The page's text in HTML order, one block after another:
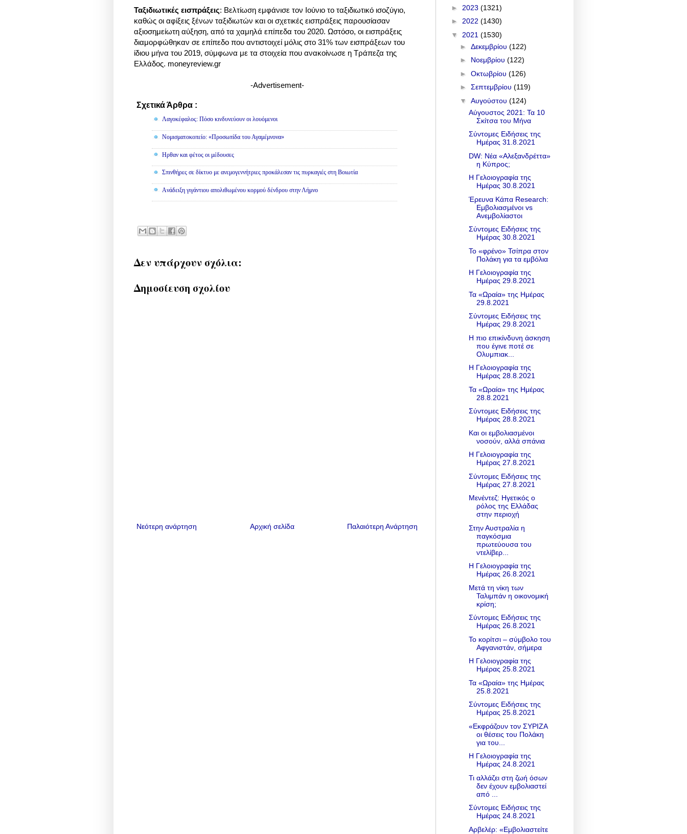
Ταξιδιωτικές εισπράξεις: Βελτίωση εμφάνισε τον Ιούνιο το ταξιδιωτικό ισοζύγιο,
καθώς οι αφίξεις ξένων ταξιδιωτών και οι σχετικές εισπράξεις παρουσίασαν
αξιοσημείωτη αύξηση, από τα χαμηλά επίπεδα του 2020. Ωστόσο, οι εισπράξεις
διαμορφώθηκαν σε επίπεδο που αντιστοιχεί μόλις στο 31% των εισπράξεων του
ίδιου μήνα του 2019, σύμφωνα με τα στοιχεία που ανακοίνωσε η Τράπεζα της
Ελλάδος. moneyreview.gr
-Advertisement-
Σχετικά Άρθρα :
Λαγοκέφαλος: Πόσο κινδυνεύουν οι λουόμενοι
Νομισματοκοπείο: «Προσωπίδα του Αγαμέμνονα»
Ηρθαν και φέτος οι μέδουσες
Σπινθήρες σε δίκτυο με ανεμογεννήτριες προκάλεσαν τις πυρκαγιές στη Βοιωτία
Aνάδειξη γιγάντιου απολιθωμένου κορμού δένδρου στην Λήμνο
Δεν υπάρχουν σχόλια:
Δημοσίευση σχολίου
Νεότερη ανάρτηση Παλαιότερη Ανάρτηση
Αρχική σελίδα
► 2023 (1321)
► 2022 (1430)
▼ 2021 (1530)
► Δεκεμβρίου (122)
► Νοεμβρίου (122)
► Οκτωβρίου (126)
► Σεπτεμβρίου (119)
▼ Αυγούστου (124)
Αύγουστος 2021: Τα 10
Σκίτσα του Μήνα
Σύντομες Ειδήσεις της
Ημέρας 31.8.2021
DW: Νέα «Αλεξανδρέττα»
η Κύπρος;
Η Γελοιογραφία της
Ημέρας 30.8.2021
Έρευνα Κάπα Research:
Εμβολιασμένοι vs
Ανεμβολίαστοι
Σύντομες Ειδήσεις της
Ημέρας 30.8.2021
Το «φρένο» Τσίπρα στον
Πολάκη για τα εμβόλια
Η Γελοιογραφία της
Ημέρας 29.8.2021
Τα «Ωραία» της Ημέρας
29.8.2021
Σύντομες Ειδήσεις της
Ημέρας 29.8.2021
Η πιο επικίνδυνη άσκηση
που έγινε ποτέ σε
Ολυμπιακ...
Η Γελοιογραφία της
Ημέρας 28.8.2021
Τα «Ωραία» της Ημέρας
28.8.2021
Σύντομες Ειδήσεις της
Ημέρας 28.8.2021
Και οι εμβολιασμένοι
νοσούν, αλλά σπάνια
Η Γελοιογραφία της
Ημέρας 27.8.2021
Σύντομες Ειδήσεις της
Ημέρας 27.8.2021
Μενέντεζ: Ηγετικός ο
ρόλος της Ελλάδας
στην περιοχή
Στην Αυστραλία η
παγκόσμια
πρωτεύουσα του
ντελίβερ...
Η Γελοιογραφία της
Ημέρας 26.8.2021
Mετά τη νίκη των
Ταλιμπάν η οικονομική
κρίση;
Σύντομες Ειδήσεις της
Ημέρας 26.8.2021
Το κορίτσι – σύμβολο του
Αφγανιστάν, σήμερα
Η Γελοιογραφία της
Ημέρας 25.8.2021
Τα «Ωραία» της Ημέρας
25.8.2021
Σύντομες Ειδήσεις της
Ημέρας 25.8.2021
«Εκφράζουν τον ΣΥΡΙΖΑ
οι θέσεις του Πολάκη
για του...
Η Γελοιογραφία της
Ημέρας 24.8.2021
Τι αλλάζει στη ζωή όσων
δεν έχουν εμβολιαστεί
από ...
Σύντομες Ειδήσεις της
Ημέρας 24.8.2021
Αρβελέρ: «Eμβολιαστείτε